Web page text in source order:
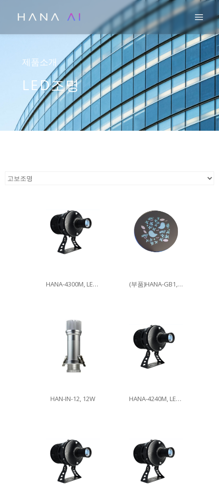
츠
제품소개
LED조명
HANA-4300M, LED300W (부품)HANA-GB1, 이미지글라스
HAN-IN-12, 12W HANA-4240M, LED240W